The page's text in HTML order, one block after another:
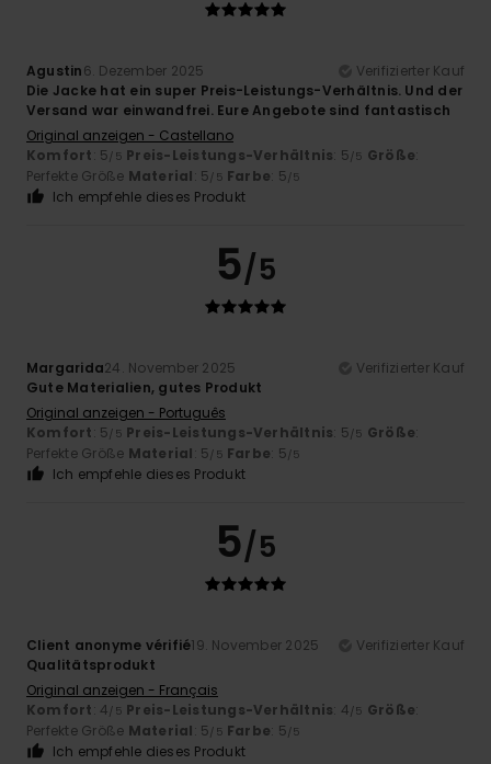
Agustin6. Dezember 2025
Verifizierter Kauf
Die Jacke hat ein super Preis-Leistungs-Verhältnis. Und der
Versand war einwandfrei. Eure Angebote sind fantastisch
Original anzeigen - Castellano
Komfort: 5/5 Preis-Leistungs-Verhältnis: 5/5 Größe:
Perfekte Größe Material: 5/5 Farbe: 5/5
Ich empfehle dieses Produkt
5/5
Margarida24. November 2025
Verifizierter Kauf
Gute Materialien, gutes Produkt
Original anzeigen - Português
Komfort: 5/5 Preis-Leistungs-Verhältnis: 5/5 Größe:
Perfekte Größe Material: 5/5 Farbe: 5/5
Ich empfehle dieses Produkt
5/5
Client anonyme vérifié19. November 2025
Verifizierter Kauf
Qualitätsprodukt
Original anzeigen - Français
Komfort: 4/5 Preis-Leistungs-Verhältnis: 4/5 Größe:
Perfekte Größe Material: 5/5 Farbe: 5/5
Ich empfehle dieses Produkt